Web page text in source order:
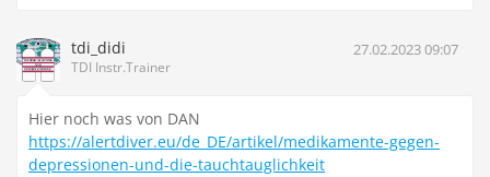
tdi_didi
TDI Instr.Trainer
27.02.2023 09:07
Hier noch was von DAN
https://alertdiver.eu/de_DE/artikel/medikamente-gegen-
depressionen-und-die-tauchtauglichkeit